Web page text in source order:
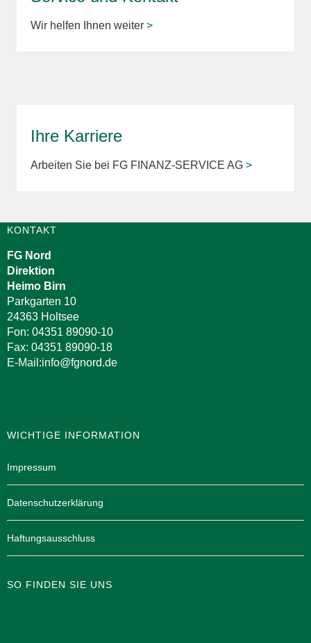
Wir helfen Ihnen weiter >
Ihre Karriere
Arbeiten Sie bei FG FINANZ-SERVICE AG >
KONTAKT
FG Nord
Direktion
Heimo Birn
Parkgarten 10
24363 Holtsee
Fon: 04351 89090-10
Fax: 04351 89090-18
E-Mail:info@fgnord.de
WICHTIGE INFORMATION
Impressum
Datenschutzerklärung
Haftungsausschluss
SO FINDEN SIE UNS